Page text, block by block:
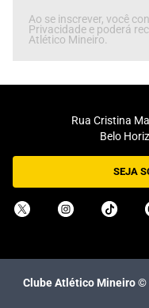
Ao se inscrever, você
Privacidade e poderá
Atlético Mineiro.
Rua Cristina
Belo
SEJA
Clube Atlético Mineiro ©